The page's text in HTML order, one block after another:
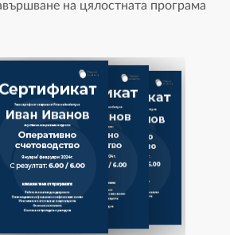
на цялостната програма